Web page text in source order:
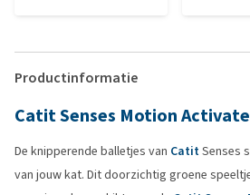
Productinformatie
Catit Senses Motion
De knipperende balletjes van CatitSenses
van jouw kat. Dit doorzichtig groene